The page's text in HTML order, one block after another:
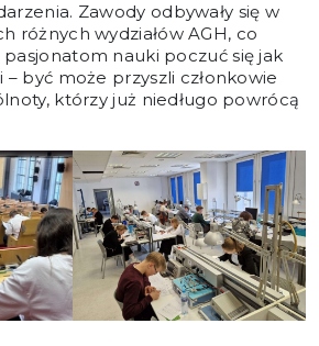
Zawody odbywały się w
różnych wydziałów AGH, co
pasjonatom nauki poczuć się jak
być może przyszli członkowie
którzy już niedługo powrócą